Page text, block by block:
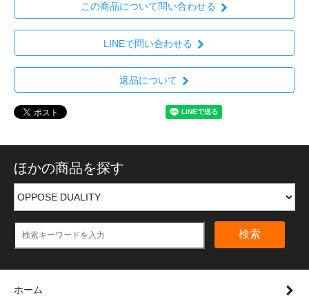
この商品について問い合わせる
LINEで問い合わせる
返品について
ほかの商品を探す
検索
ホーム